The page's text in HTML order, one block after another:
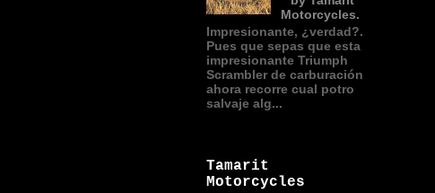
Motorcycles.
Impresionante, ¿verdad?.
Pues que sepas que esta
impresionante Triumph
Scrambler de carburación
ahora recorre cual potro
salvaje alg...
Tamarit
Motorcycles